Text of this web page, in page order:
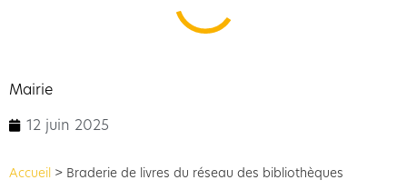
Mairie
12 juin 2025
Accueil > Braderie de livres du réseau des bibliothèques